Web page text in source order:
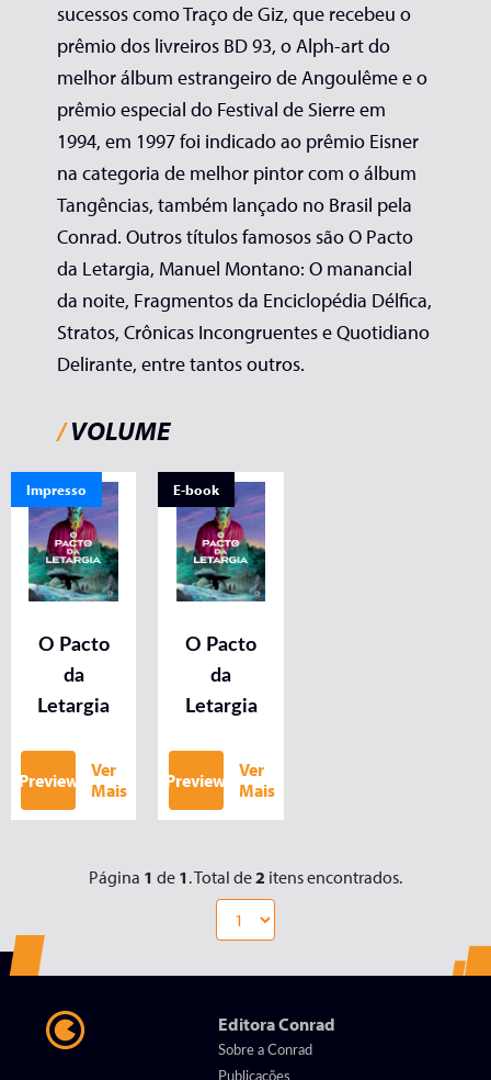
sucessos como Traço de Giz, que recebeu o
prêmio dos livreiros BD 93, o Alph-art do
melhor álbum estrangeiro de Angoulême e o
prêmio especial do Festival de Sierre em
1994, em 1997 foi indicado ao prêmio Eisner
na categoria de melhor pintor com o álbum
Tangências, também lançado no Brasil pela
Conrad. Outros títulos famosos são O Pacto
da Letargia, Manuel Montano: O manancial
da noite, Fragmentos da Enciclopédia Délfica,
Stratos, Crônicas Incongruentes e Quotidiano
Delirante, entre tantos outros.
/VOLUME
Impresso
O Pacto
da
Letargia
Preview
Ver
Mais
E-book
O Pacto
da
Letargia
Preview
Ver
Mais
Página 1 de 1. Total de2 itens encontrados.
Editora Conrad
Sobre a Conrad
Publicações